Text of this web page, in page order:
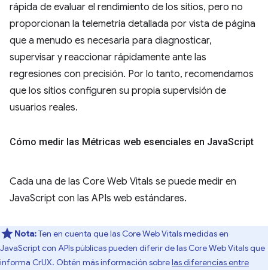
rápida de evaluar el rendimiento de los sitios, pero no
proporcionan la telemetría detallada por vista de página
que a menudo es necesaria para diagnosticar,
supervisar y reaccionar rápidamente ante las
regresiones con precisión. Por lo tanto, recomendamos
que los sitios configuren su propia supervisión de
usuarios reales.
Cómo medir las Métricas web esenciales en JavaScript
Cada una de las Core Web Vitals se puede medir en
JavaScript con las APIs web estándares.
Nota:Ten en cuenta que las Core Web Vitals medidas en
JavaScript con APIs públicas pueden diferir de las Core Web Vitals que
informa CrUX. Obtén más información sobrelas diferencias entre